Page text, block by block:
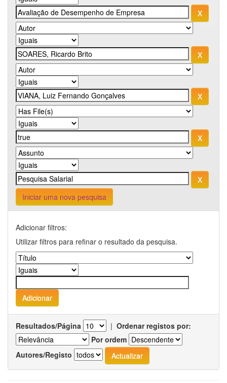
Iniciar uma nova pesquisa
Adicionar filtros:
Utilizar filtros para refinar o resultado da pesquisa.
Resultados/Página | Ordenar registos por:
Por ordem
Autores/Registo